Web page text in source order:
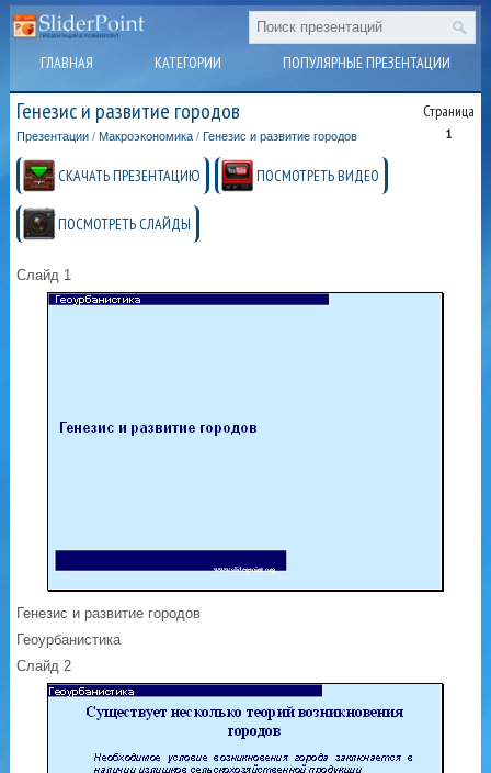
ГЛАВНАЯ КАТЕГОРИИ ПОПУЛЯРНЫЕ ПРЕЗЕНТАЦИИ
Генезис и развитие городов Страница
1
Презентации / Макроэкономика / Генезис и развитие городов
СКАЧАТЬ ПРЕЗЕНТАЦИЮ ПОСМОТРЕТЬ ВИДЕО
ПОСМОТРЕТЬ СЛАЙДЫ
Слайд 1
Генезис и развитие городов
Геоурбанистика
Слайд 2